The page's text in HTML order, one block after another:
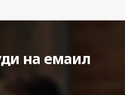
на емаил